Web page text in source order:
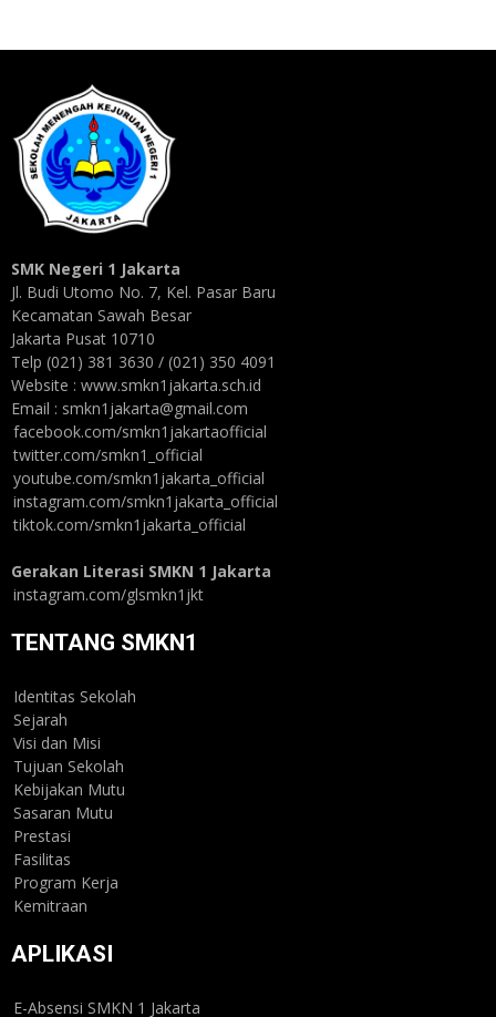
SMK Negeri 1 Jakarta
Jl. Budi Utomo No. 7, Kel. Pasar Baru
Kecamatan Sawah Besar
Jakarta Pusat 10710
Telp (021) 381 3630 / (021) 350 4091
Website : www.smkn1jakarta.sch.id
Email : smkn1jakarta@gmail.com
facebook.com/smkn1jakartaofficial
twitter.com/smkn1_official
youtube.com/smkn1jakarta_official
instagram.com/smkn1jakarta_official
tiktok.com/smkn1jakarta_official
Gerakan Literasi SMKN 1 Jakarta
instagram.com/glsmkn1jkt
TENTANG SMKN1
Identitas Sekolah
Sejarah
Visi dan Misi
Tujuan Sekolah
Kebijakan Mutu
Sasaran Mutu
Prestasi
Fasilitas
Program Kerja
Kemitraan
APLIKASI
E-Absensi SMKN 1 Jakarta